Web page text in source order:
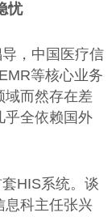
忧
，中国医疗信
等核心业务
域而然存在差
乎全依赖国外
HIS系统。谈
息科主任张兴